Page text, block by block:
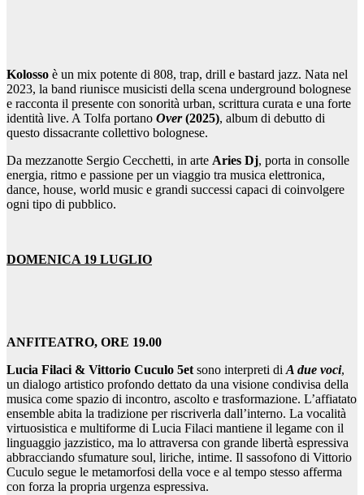
Kolosso è un mix potente di 808, trap, drill e bastard jazz. Nata nel
2023, la band riunisce musicisti della scena underground bolognese
e racconta il presente con sonorità urban, scrittura curata e una forte
identità live. A Tolfa portano Over(2025), album di debutto di
questo dissacrante collettivo bolognese.
Da mezzanotte Sergio Cecchetti, in arte Aries Dj, porta in consolle
energia, ritmo e passione per un viaggio tra musica elettronica,
dance, house, world music e grandi successi capaci di coinvolgere
ogni tipo di pubblico.
DOMENICA 19 LUGLIO
ANFITEATRO, ORE 19.00
Lucia Filaci & Vittorio Cuculo 5etsono interpreti diA due voci,
un dialogo artistico profondo dettato da una visione condivisa della
musica come spazio di incontro, ascolto e trasformazione. L’affiatato
ensemble abita la tradizione per riscriverla dall’interno. La vocalità
virtuosistica e multiforme di Lucia Filaci mantiene il legame con il
linguaggio jazzistico, ma lo attraversa con grande libertà espressiva
abbracciando sfumature soul, liriche, intime. Il sassofono di Vittorio
Cuculo segue le metamorfosi della voce e al tempo stesso afferma
con forza la propria urgenza espressiva.